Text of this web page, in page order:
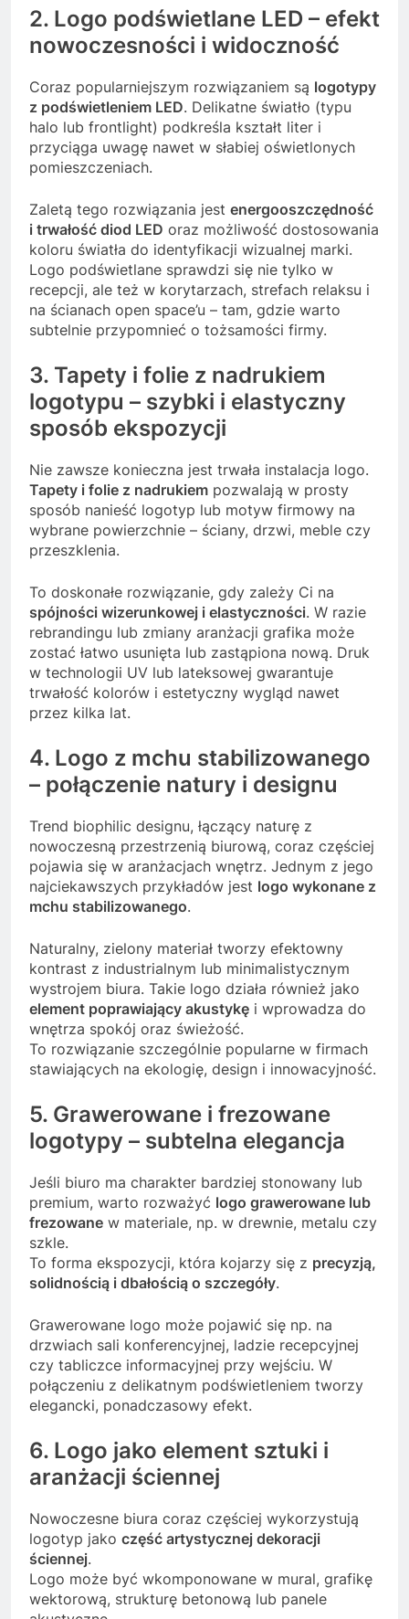
2. Logo podświetlane LED – efekt
nowoczesności i widoczność
Coraz popularniejszym rozwiązaniem są logotypy
z podświetleniem LED. Delikatne światło (typu
halo lub frontlight) podkreśla kształt liter i
przyciąga uwagę nawet w słabiej oświetlonych
pomieszczeniach.
Zaletą tego rozwiązania jest energooszczędność
i trwałość diod LED oraz możliwość dostosowania
koloru światła do identyfikacji wizualnej marki.
Logo podświetlane sprawdzi się nie tylko w
recepcji, ale też w korytarzach, strefach relaksu i
na ścianach open space’u – tam, gdzie warto
subtelnie przypomnieć o tożsamości firmy.
3. Tapety i folie z nadrukiem
logotypu – szybki i elastyczny
sposób ekspozycji
Nie zawsze konieczna jest trwała instalacja logo.
Tapety i folie z nadrukiem pozwalają w prosty
sposób nanieść logotyp lub motyw firmowy na
wybrane powierzchnie – ściany, drzwi, meble czy
przeszklenia.
To doskonałe rozwiązanie, gdy zależy Ci na
spójności wizerunkowej i elastyczności. W razie
rebrandingu lub zmiany aranżacji grafika może
zostać łatwo usunięta lub zastąpiona nową. Druk
w technologii UV lub lateksowej gwarantuje
trwałość kolorów i estetyczny wygląd nawet
przez kilka lat.
4. Logo z mchu stabilizowanego
– połączenie natury i designu
Trend biophilic designu, łączący naturę z
nowoczesną przestrzenią biurową, coraz częściej
pojawia się w aranżacjach wnętrz. Jednym z jego
najciekawszych przykładów jest logo wykonane z
mchu stabilizowanego.
Naturalny, zielony materiał tworzy efektowny
kontrast z industrialnym lub minimalistycznym
wystrojem biura. Takie logo działa również jako
element poprawiający akustykę i wprowadza do
wnętrza spokój oraz świeżość.
To rozwiązanie szczególnie popularne w firmach
stawiających na ekologię, design i innowacyjność.
5. Grawerowane i frezowane
logotypy – subtelna elegancja
Jeśli biuro ma charakter bardziej stonowany lub
premium, warto rozważyć logo grawerowane lub
frezowane w materiale, np. w drewnie, metalu czy
szkle.
To forma ekspozycji, która kojarzy się z precyzją,
solidnością i dbałością o szczegóły.
Grawerowane logo może pojawić się np. na
drzwiach sali konferencyjnej, ladzie recepcyjnej
czy tabliczce informacyjnej przy wejściu. W
połączeniu z delikatnym podświetleniem tworzy
elegancki, ponadczasowy efekt.
6. Logo jako element sztuki i
aranżacji ściennej
Nowoczesne biura coraz częściej wykorzystują
logotyp jako część artystycznej dekoracji
ściennej.
Logo może być wkomponowane w mural, grafikę
wektorową, strukturę betonową lub panele